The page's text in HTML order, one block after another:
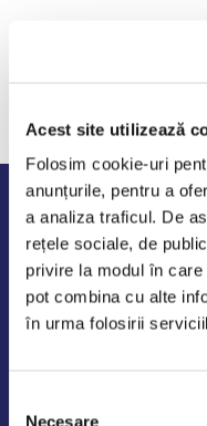
Acest site utilizează
Folosim cookie-uri
anunțurile, pentru a
a analiza traficul. De
rețele sociale, de
privire la modul în
pot combina cu alte
în urma folosirii
Necesare
Program de
Luni - Vineri: 09:00-
Sambata - Duminica: